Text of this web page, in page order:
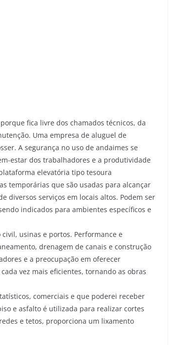
fica livre dos chamados técnicos, da
Uma empresa de aluguel de
A segurança no uso de andaimes se
estar dos trabalhadores e a produtividade
elevatória tipo tesoura
temporárias que são usadas para alcançar
diversos serviços em locais altos. Podem ser
indicados para ambientes específicos e
usinas e portos. Performance e
drenagem de canais e construção
e a preocupação em oferecer
vez mais eficientes, tornando as obras
comerciais e que poderei receber
e asfalto é utilizada para realizar cortes
e tetos, proporciona um lixamento